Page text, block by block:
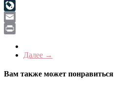
Viber
LiveJournal
Email
Далее →
Вам также может понравиться